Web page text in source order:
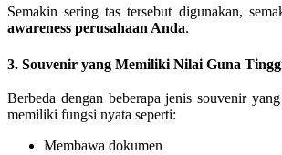
Semakin sering tas tersebut digunakan,
awareness perusahaan Anda.
3. Souvenir yang Memiliki Nilai Guna
Berbeda dengan beberapa jenis souvenir
memiliki fungsi nyata seperti:
Membawa dokumen